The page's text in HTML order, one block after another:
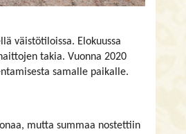
väistötiloissa. Elokuussa
takia. Vuonna 2020
samalle paikalle.
mutta summaa nostettiin